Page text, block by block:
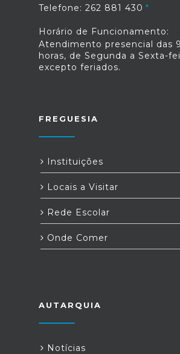
junho, juntamente com a
Social
livremente
: https://
de
https://
participativo/propostas/3/
Telefone: 262 881 430
Horário de Funcionamento:
Atendimento presencial das
horas, de Segunda a Sexta-
excepto feriados.
FREGUESIA
Instituições
Locais a Visitar
Rede Escolar
Onde Comer
AUTARQUIA
Notícias